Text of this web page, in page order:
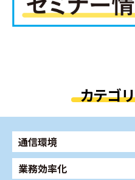
カテゴ
通信環境
業務効率化